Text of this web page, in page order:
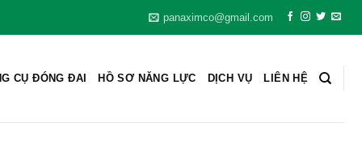
panaximco@gmail.com
CỤ ĐÓNG ĐAI HỒ SƠ NĂNG LỰC DỊCH VỤ LIÊN HỆ